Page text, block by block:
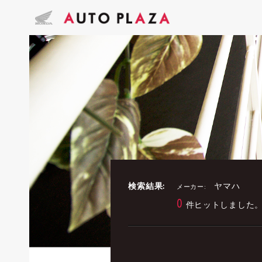
検索結果: メーカー: ヤマハ
0 件ヒットしました。